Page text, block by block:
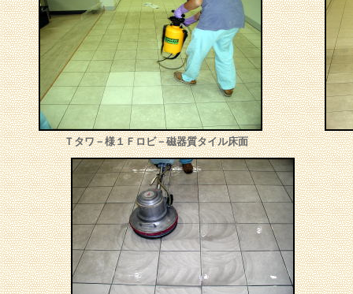
Ｔタワ－様１Ｆロビ－磁器質タイル床面